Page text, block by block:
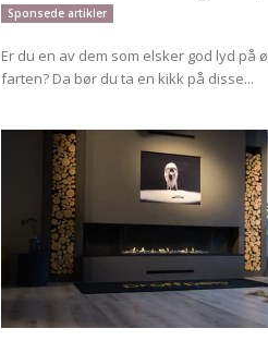
Sponsede artikler
Er du en av dem som elsker god lyd på
farten? Da bør du ta en kikk på disse...